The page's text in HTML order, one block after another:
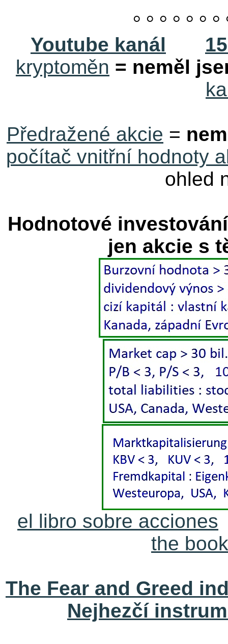
° ° ° ° ° ° °
Youtube kanál
kryptoměn = neměl
Předražené akcie =
počítač vnitřní hodnoty
ohled
Hodnotové
jen akcie s
el libro sobre acciones
the
The Fear and Greed
Nejhezčí